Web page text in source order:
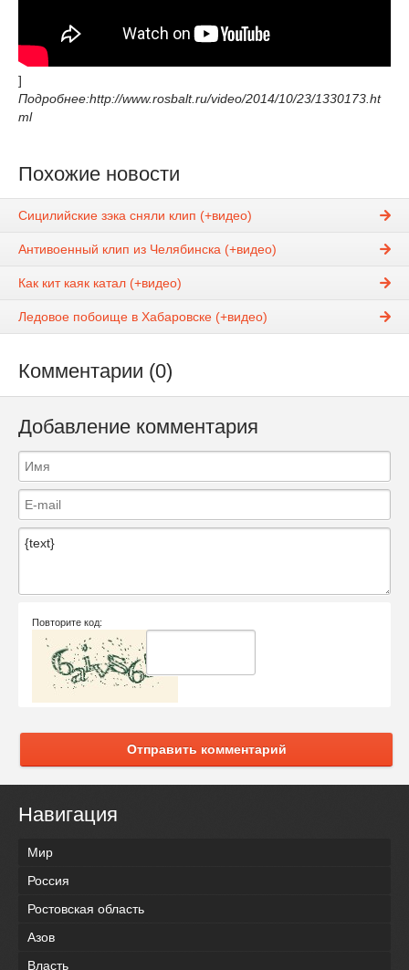
]
Подробнее:http://www.rosbalt.ru/video/2014/10/23/1330173.ht
ml
Похожие новости
Сицилийские зэка сняли клип (+видео)
Антивоенный клип из Челябинска (+видео)
Как кит каяк катал (+видео)
Ледовое побоище в Хабаровске (+видео)
Комментарии (0)
Добавление комментария
Повторите код:
Отправить комментарий
Навигация
Мир
Россия
Ростовская область
Азов
Власть